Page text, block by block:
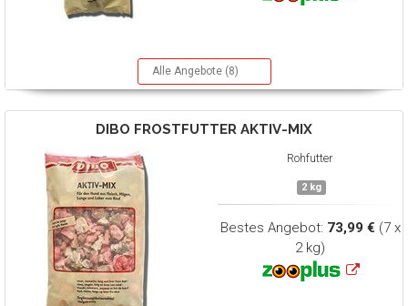
Alle Angebote (8)
DIBO FROSTFUTTER AKTIV-MIX
Rohfutter
2 kg
Bestes Angebot: 73,99 € (7 x
2 kg)